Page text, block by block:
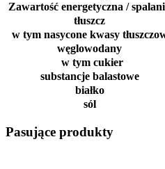
Zawartość energetyczna /
tłuszcz
w tym nasycone kwasy
węglowodany
w tym cukier
substancje balastowe
białko
sól
Pasujące produkty